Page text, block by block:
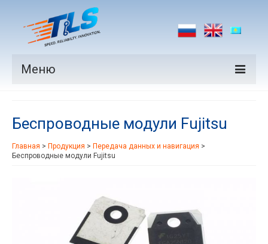
Меню
Производители
Рынки
Беспроводные модули Fujitsu
Главная > Продукция > Передача данных и навигация >
Беспроводные модули Fujitsu